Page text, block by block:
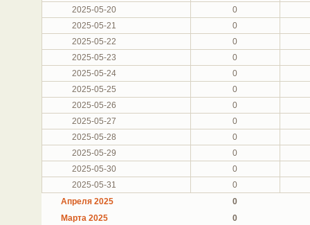
2025-05-20
0
2025-05-21
0
2025-05-22
0
2025-05-23
0
2025-05-24
0
2025-05-25
0
2025-05-26
0
2025-05-27
0
2025-05-28
0
2025-05-29
0
2025-05-30
0
2025-05-31
0
Апреля 2025
0
Марта 2025
0